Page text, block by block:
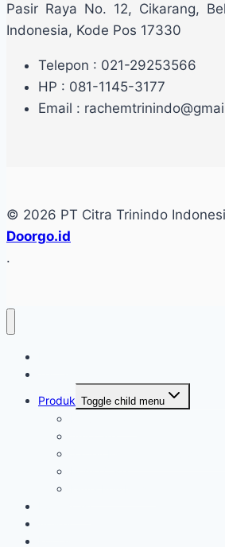
Pasir Raya No. 12, Cikarang,
Indonesia, Kode Pos 17330
Telepon : 021-29253566
HP : 081-1145-3177
Email :
© 2026 PT Citra Trinindo
Doorgo.id
.
Produk Toggle child menu